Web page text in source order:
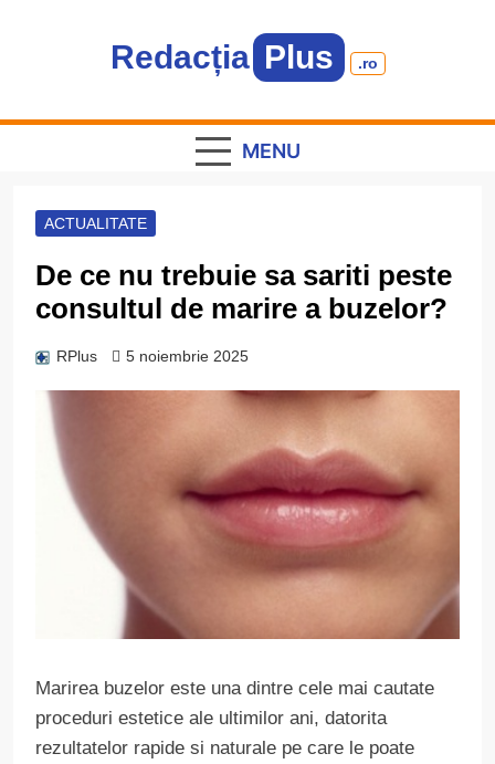
Redacția Plus .ro
MENU
ACTUALITATE
De ce nu trebuie sa sariti peste
consultul de marire a buzelor?
RPlus 5 noiembrie 2025
Marirea buzelor este una dintre cele mai cautate
proceduri estetice ale ultimilor ani, datorita
rezultatelor rapide si naturale pe care le poate